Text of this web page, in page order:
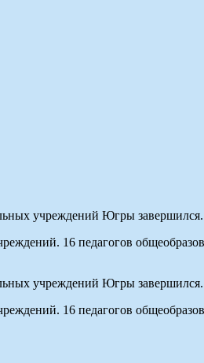
учреждений Югры завершился.
16 педагогов
учреждений Югры завершился.
16 педагогов